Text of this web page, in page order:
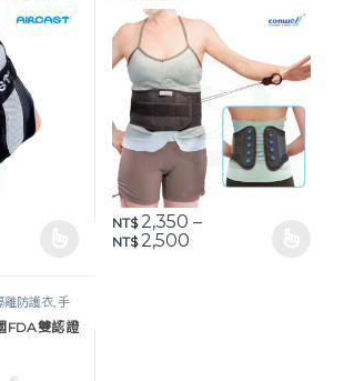
。 可在產品頁面選擇選項
NT$2,350 –
NT$2,500價格範圍：NT$
此產品有多種款式。 可在產品頁
離防護衣,手
生活保健,醫護
面罩
FDA雙認證